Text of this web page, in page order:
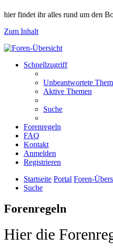
hier findet ihr alles rund um den
Zum Inhalt
Schnellzugriff
Unbeantwortete
Aktive Themen
Suche
Forenregeln
FAQ
Kontakt
Anmelden
Registrieren
Startseite Portal Foren-
Suche
Forenregeln
Hier die